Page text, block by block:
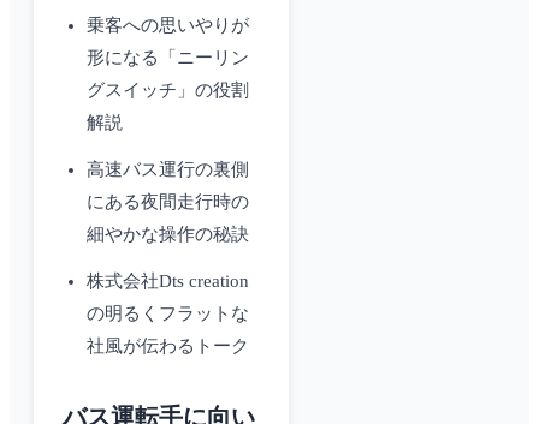
乗客への思いやりが
形になる「ニーリン
グスイッチ」の役割
解説
高速バス運行の裏側
にある夜間走行時の
細やかな操作の秘訣
株式会社Dts creation
の明るくフラットな
社風が伝わるトーク
バス運転手に向い